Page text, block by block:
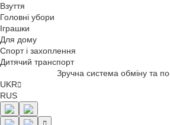
Взуття
Головні убори
Іграшки
Для дому
Спорт і захоплення
Дитячий транспорт
Оформити замовлення просто
UKR
RUS